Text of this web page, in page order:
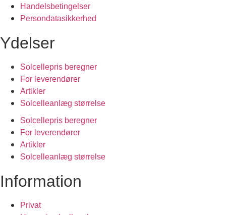
Handelsbetingelser
Persondatasikkerhed
Ydelser
Solcellepris beregner
For leverendører
Artikler
Solcelleanlæg størrelse
Solcellepris beregner
For leverendører
Artikler
Solcelleanlæg størrelse
Information
Privat